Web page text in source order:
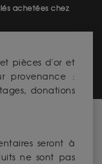
achetées chez
et pièces d'or et
provenance :
donations
seront à
ne sont pas